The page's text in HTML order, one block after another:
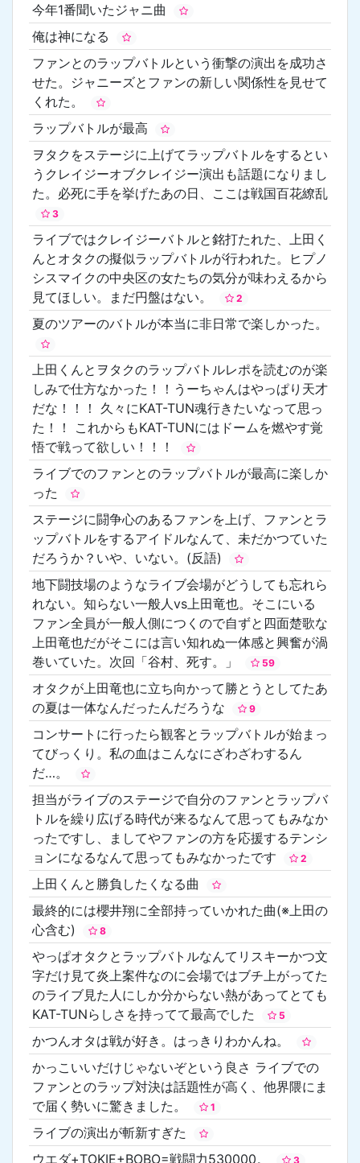
今年1番聞いたジャニ曲
俺は神になる
ファンとのラップバトルという衝撃の演出を成功さ
せた。ジャニーズとファンの新しい関係性を見せて
くれた。
ラップバトルが最高
ヲタクをステージに上げてラップバトルをするとい
うクレイジーオブクレイジー演出も話題になりまし
た。必死に手を挙げたあの日、ここは戦国百花繚乱
3
ライブではクレイジーバトルと銘打たれた、上田く
んとオタクの擬似ラップバトルが行われた。ヒプノ
シスマイクの中央区の女たちの気分が味わえるから
見てほしい。まだ円盤はない。
2
夏のツアーのバトルが本当に非日常で楽しかった。
上田くんとヲタクのラップバトルレポを読むのが楽
しみで仕方なかった！！うーちゃんはやっぱり天才
だな！！！ 久々にKAT-TUN魂行きたいなって思っ
た！！ これからもKAT-TUNにはドームを燃やす覚
悟で戦って欲しい！！！
ライブでのファンとのラップバトルが最高に楽しか
った
ステージに闘争心のあるファンを上げ、ファンとラ
ップバトルをするアイドルなんて、未だかつていた
だろうか？いや、いない。(反語)
地下闘技場のようなライブ会場がどうしても忘れら
れない。知らない一般人vs上田竜也。そこにいる
ファン全員が一般人側につくので自ずと四面楚歌な
上田竜也だがそこには言い知れぬ一体感と興奮が渦
巻いていた。次回「谷村、死す。」
59
オタクが上田竜也に立ち向かって勝とうとしてたあ
の夏は一体なんだったんだろうな
9
コンサートに行ったら観客とラップバトルが始まっ
てびっくり。私の血はこんなにざわざわするん
だ…。
担当がライブのステージで自分のファンとラップバ
トルを繰り広げる時代が来るなんて思ってもみなか
ったですし、ましてやファンの方を応援するテンシ
ョンになるなんて思ってもみなかったです
2
上田くんと勝負したくなる曲
最終的には櫻井翔に全部持っていかれた曲(※上田の
心含む)
8
やっぱオタクとラップバトルなんてリスキーかつ文
字だけ見て炎上案件なのに会場ではブチ上がってた
のライブ見た人にしか分からない熱があってとても
KAT-TUNらしさを持ってて最高でした
5
かつんオタは戦が好き。はっきりわかんね。
かっこいいだけじゃないぞという良さ ライブでの
ファンとのラップ対決は話題性が高く、他界隈にま
で届く勢いに驚きました。
1
ライブの演出が斬新すぎた
ウエダ+TOKIE+BOBO=戦闘力530000。
3